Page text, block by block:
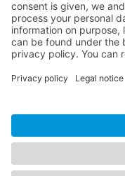
ONEAV HOTLINE
ONEAV.EU
NEWSLETTER